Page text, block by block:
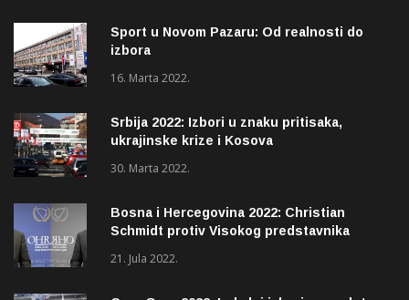
Sport u Novom Pazaru: Od realnosti do
izbora
16. Marta 2022.
Srbija 2022: Izbori u znaku pritisaka,
ukrajinske krize i Kosova
30. Marta 2022.
Bosna i Hercegovina 2022: Christian
Schmidt protiv Visokog predstavnika
21. Jula 2022.